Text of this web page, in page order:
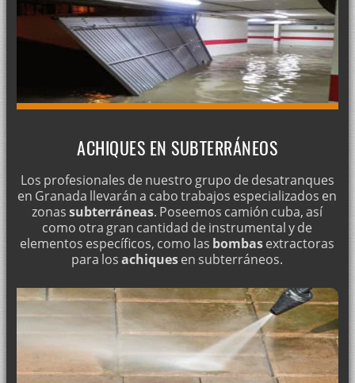
ACHIQUES EN SUBTERRÁNEOS
Los profesionales de nuestro grupo de desatranques
en Granada llevarán a cabo trabajos especializados en
zonassubterráneas. Poseemos camión cuba, así
como otra gran cantidad de instrumental y de
elementos específicos, como las bombasextractoras
para losachiquesen subterráneos.